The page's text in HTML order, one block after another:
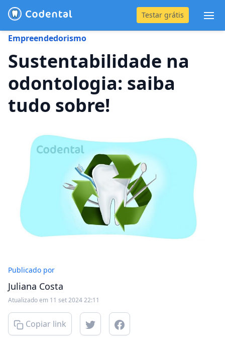
Testar grátis
(31) 4042-0882
Blog
Recursos
Entrar
Empreendedorismo
Sustentabilidade na
odontologia: saiba
tudo sobre!
Publicado por
Juliana Costa
Atualizado em 11 set 2024 22:11
Copiar link